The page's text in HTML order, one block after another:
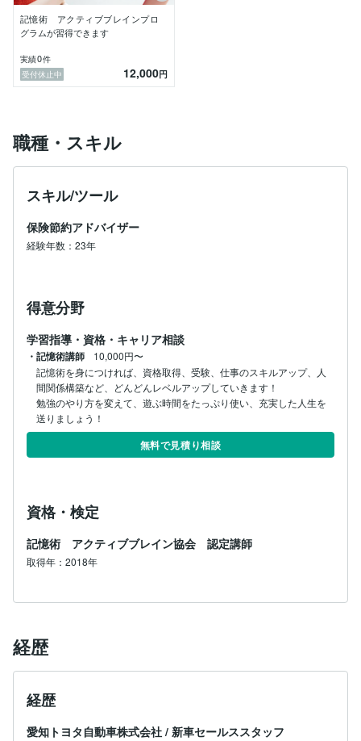
記憶術 アクティブブレインプロ
グラムが習得できます
実績0件
受付休止中
12,000円
職種・スキル
スキル/ツール
保険節約アドバイザー
経験年数：23年
得意分野
学習指導・資格・キャリア相談
・記憶術講師
10,000円〜
記憶術を身につければ、資格取得、受験、仕事のスキルアップ、人
間関係構築など、どんどんレベルアップしていきます！
勉強のやり方を変えて、遊ぶ時間をたっぷり使い、充実した人生を
送りましょう！
無料で見積り相談
資格・検定
記憶術 アクティブブレイン協会 認定講師
取得年：2018年
経歴
経歴
愛知トヨタ自動車株式会社 / 新車セールススタッフ